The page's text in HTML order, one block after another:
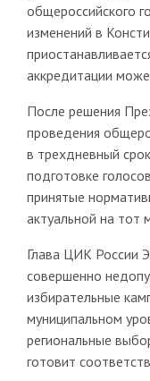
общероссийского
изменений в
аккредитации
После решения
проведения
в трехдневный
подготовке
принятые
актуальной на тот
Глава ЦИК России
совершенно
избирательные
муниципальном
региональные
готовит